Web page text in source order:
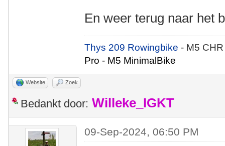
En weer terug naar het
Thys 209 Rowingbike- M5
Pro - M5 MinimalBike
Website Zoek
Bedankt door: Willeke_IGKT
09-Sep-2024, 06:50 PM